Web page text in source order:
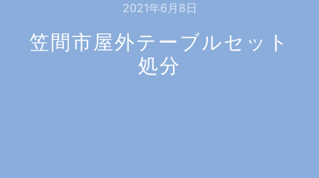
2021年6月8日
笠間市屋外テーブルセット
処分